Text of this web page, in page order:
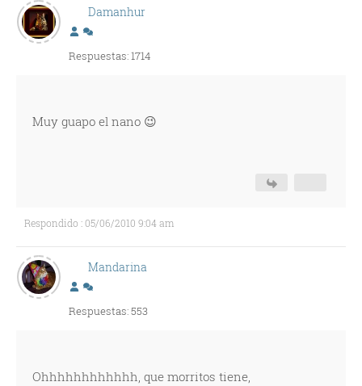
Damanhur
Respuestas: 1714
Muy guapo el nano 😉
Respondido : 05/06/2010 9:04 am
Mandarina
Respuestas: 553
Ohhhhhhhhhhhh, que morritos tiene,